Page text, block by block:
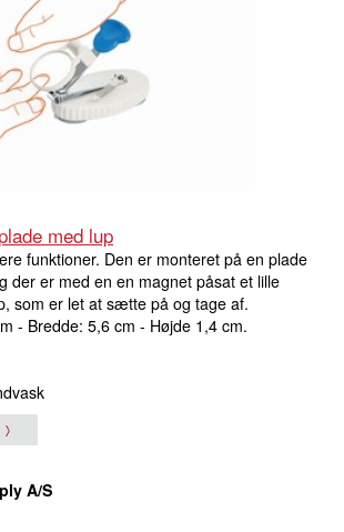
med lup
funktioner. Den er monteret på en plade
der er med en en magnet påsat et lille
som er let at sætte på og tage af.
- Bredde: 5,6 cm - Højde 1,4 cm.
A/S